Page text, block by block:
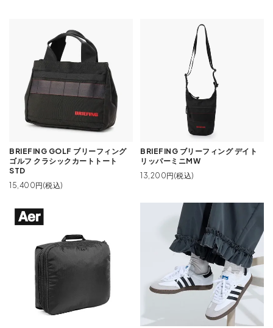
BRIEFING GOLF ブリーフィング
ゴルフ クラシックカートトート
STD
15,400円(税込)
BRIEFING ブリーフィング デイト
リッパーミニMW
13,200円(税込)